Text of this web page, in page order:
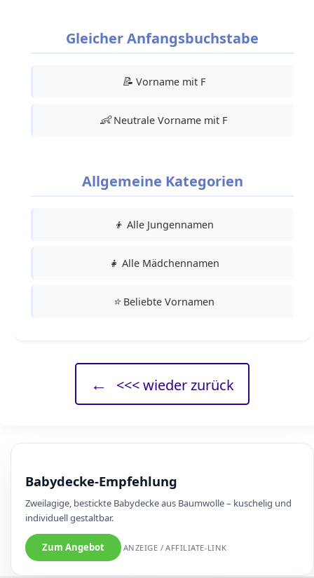
Gleicher Anfangsbuchstabe
📝 Vorname mit F
👶Neutrale Vorname mit F
Allgemeine Kategorien
👦 Alle Jungennamen
👧 Alle Mädchennamen
⭐Beliebte Vornamen
← <<< wieder zurück
Babydecke-Empfehlung
Zweilagige, bestickte Babydecke aus Baumwolle – kuschelig und
individuell gestaltbar.
Zum Angebot ANZEIGE / AFFILIATE-LINK